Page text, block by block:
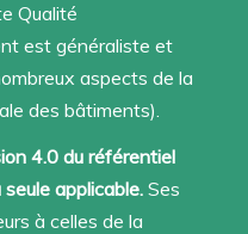
Qualité
est généraliste et
aspects de la
des bâtiments).
4.0 du référentiel
applicable.Ses
à celles de la